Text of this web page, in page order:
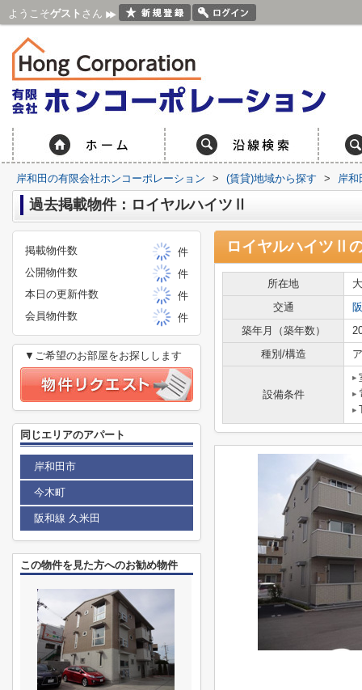
ようこそゲスト さん
岸和田の有限会社ホンコーポレーション > (賃貸)地域から探す > 岸和
過去掲載物件：ロイヤルハイツⅡ
ロイヤルハイツⅡ
所在地
交通
築年月（築年数）
種別/構造
設備条件
掲載物件数
件
公開物件数
件
本日の更新件数
件
会員物件数
件
▼ご希望のお部屋をお探しします
同じエリアのアパート
岸和田市
今木町
阪和線 久米田
この物件を見た方へのお勧め物件